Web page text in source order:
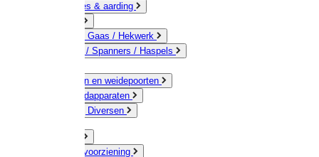
Accessoires & aarding
Geleiders / Gaas / Hekwerk
Verbinders / Spanners / Haspels
Doorgangen en weidepoorten
Schrikdraadapparaten
Afrastering Diversen
Drinkwatervoorziening